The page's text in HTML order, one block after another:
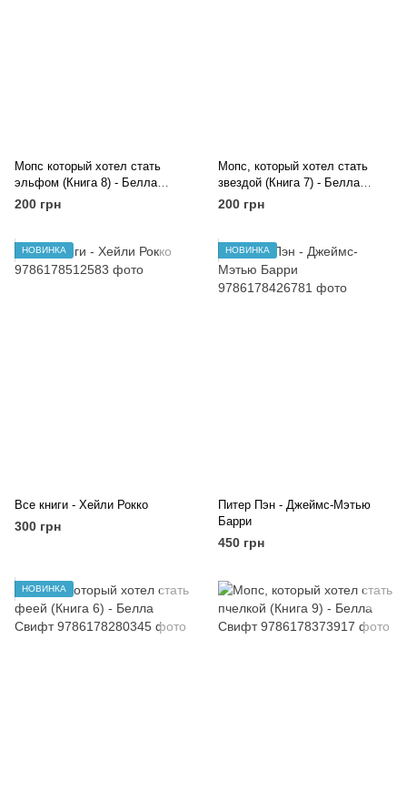
Мопс который хотел стать
эльфом (Книга 8) - Белла
Свифт
200 грн
Мопс, который хотел стать
звездой (Книга 7) - Белла
Свифт
200 грн
НОВИНКА
Все книги - Хейли Рокко
300 грн
НОВИНКА
Питер Пэн - Джеймс-Мэтью
Барри
450 грн
НОВИНКА